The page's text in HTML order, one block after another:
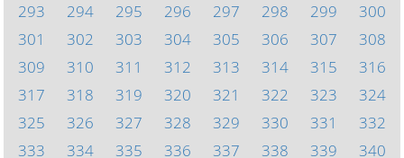
293
294 295 296 297 298 299
300
301
302 303 304 305 306 307
308
309
310 311 312 313 314 315
316
317
318 319 320 321 322 323
324
325
326 327 328 329 330 331
332
333
334 335 336 337 338 339 340